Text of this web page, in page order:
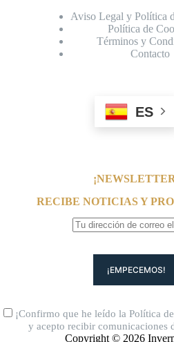
Aviso Legal y Política
Política de
Términos y
Contacto
ES
RECIBE NOTICIAS Y
¡Confirmo que he leído laPolítica
y acepto recibir comunicaciones
Copyright © 2026